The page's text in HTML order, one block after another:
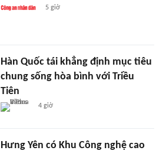
5 giờ
Hàn Quốc tái khẳng định mục tiêu
chung sống hòa bình với Triều
Tiên
4 giờ
Hưng Yên có Khu Công nghệ cao